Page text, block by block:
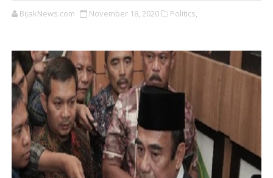
BijakNews.com November 18, 2020 Politics,